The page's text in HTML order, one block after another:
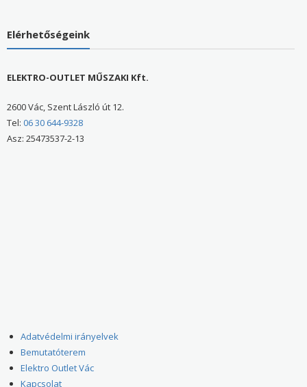
Elérhetőségeink
ELEKTRO-OUTLET MŰSZAKI Kft.
2600 Vác, Szent László út 12.
Tel: 06 30 644-9328
Asz: 25473537-2-13
Adatvédelmi irányelvek
Bemutatóterem
Elektro Outlet Vác
Kapcsolat